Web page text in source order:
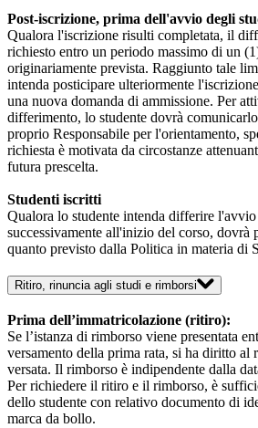
Post-iscrizione, prima dell'avvio degli
Qualora l'iscrizione risulti completata, il
richiesto entro un periodo massimo di un
originariamente prevista. Raggiunto tale
intenda posticipare ulteriormente
una nuova domanda di ammissione. Per
differimento, lo studente dovrà
proprio Responsabile per l'orientamento,
richiesta è motivata da circostanze
futura prescelta.
Studenti iscritti
Qualora lo studente intenda differire
successivamente all'inizio del corso, dovrà
quanto previsto dalla Politica in materia di
Ritiro, rinuncia agli studi e rimborsi
Prima dell’immatricolazione (ritiro):
Se l’istanza di rimborso viene presentata
versamento della prima rata, si ha diritto al
versata. Il rimborso è indipendente dalla
Per richiedere il ritiro e il rimborso, è
dello studente con relativo documento di
marca da bollo.